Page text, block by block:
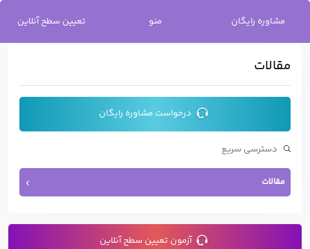
مشاوره رایگان منو تعیین سطح آنلاین / مقالات
مقالات
درخواست مشاوره رایگان
مقالات
آزمون تعیین سطح آنلاین